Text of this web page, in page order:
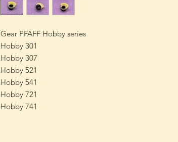
Gear PFAFF Hobby series
Hobby 301
Hobby 307
Hobby 521
Hobby 541
Hobby 721
Hobby 741